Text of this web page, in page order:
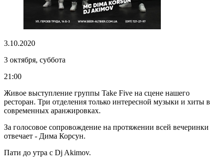
3.10.2020
3 октября, суббота
21:00
Живое выступление группы Take Five на сцене нашего
ресторан. Три отделения только интересной музыки и хиты в
современных аранжировках.
За голосовое сопровождение на протяжении всей вечеринки
отвечает - Дима Корсун.
Пати до утра с Dj Akimov.